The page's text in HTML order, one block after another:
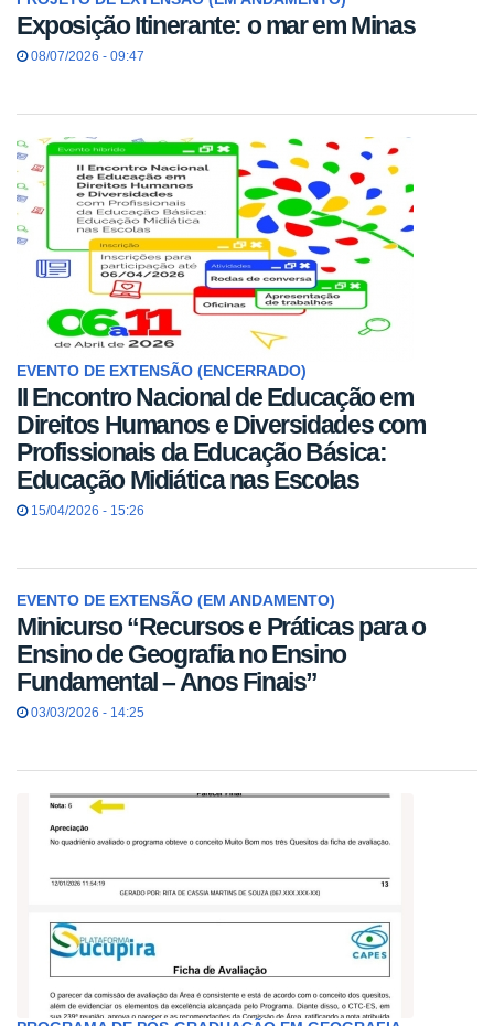
Exposição Itinerante: o mar em Minas
08/07/2026 - 09:47
EVENTO DE EXTENSÃO (ENCERRADO)
II Encontro Nacional de Educação em
Direitos Humanos e Diversidades com
Profissionais da Educação Básica:
Educação Midiática nas Escolas
15/04/2026 - 15:26
EVENTO DE EXTENSÃO (EM ANDAMENTO)
Minicurso “Recursos e Práticas para o
Ensino de Geografia no Ensino
Fundamental – Anos Finais”
03/03/2026 - 14:25